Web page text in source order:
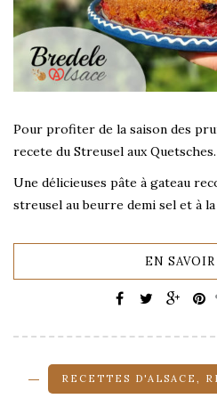
Pour profiter de la saison des
recete du Streusel aux Quetsches.
Une délicieuses pâte à gateau
streusel au beurre demi sel et à la
EN
RECETTES D'ALSACE ,